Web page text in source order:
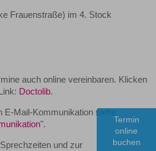
Frauenstraße) im 4. Stock
auch online vereinbaren. Klicken
Doctolib.
E-Mail-Kommunikation siehe
".
und zur
Termin
online
buchen